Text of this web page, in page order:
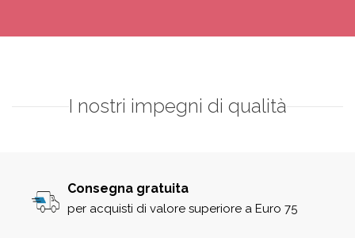
I nostri impegni di qualità
Consegna gratuita
per acquisti di valore superiore a Euro 75